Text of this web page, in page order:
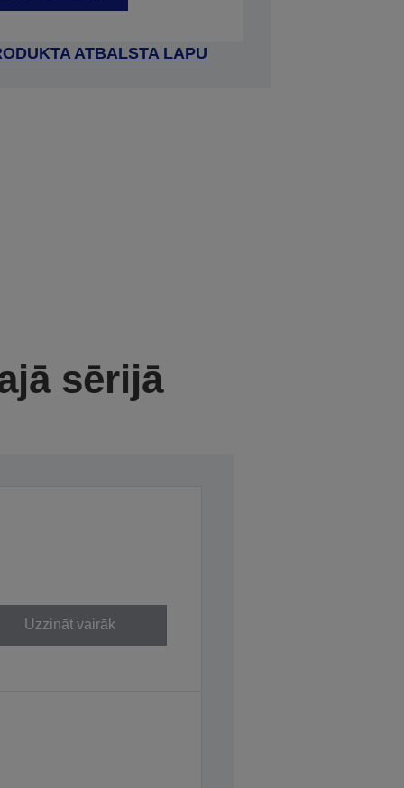
ATBALSTA LAPU
sērijā
Uzzināt vairāk